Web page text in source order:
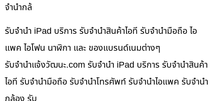
จำนำกล้
รับจำนำ iPad บริการ รับจำนำสินค้าไอที รับจำนำมือถือ ไอ
แพค ไอโฟน นาฬิกา และ ของแบรนด์เนมต่างๆ
รับจํานําแจ้งวัฒนะ.com รับจำนำ iPad บริการ รับจำนำสินค้า
ไอที รับจำนำมือถือ รับจำนำโทรศัพท์ รับจำนำไอแพค รับจำนำ